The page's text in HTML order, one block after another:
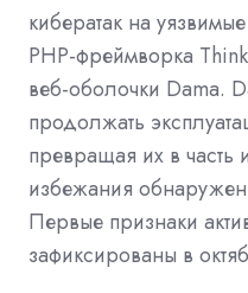
кибератак на
PHP-фреймворка
веб-оболочки Dama.
продолжать
превращая их в часть
избежания
Первые признаки
зафиксированы в